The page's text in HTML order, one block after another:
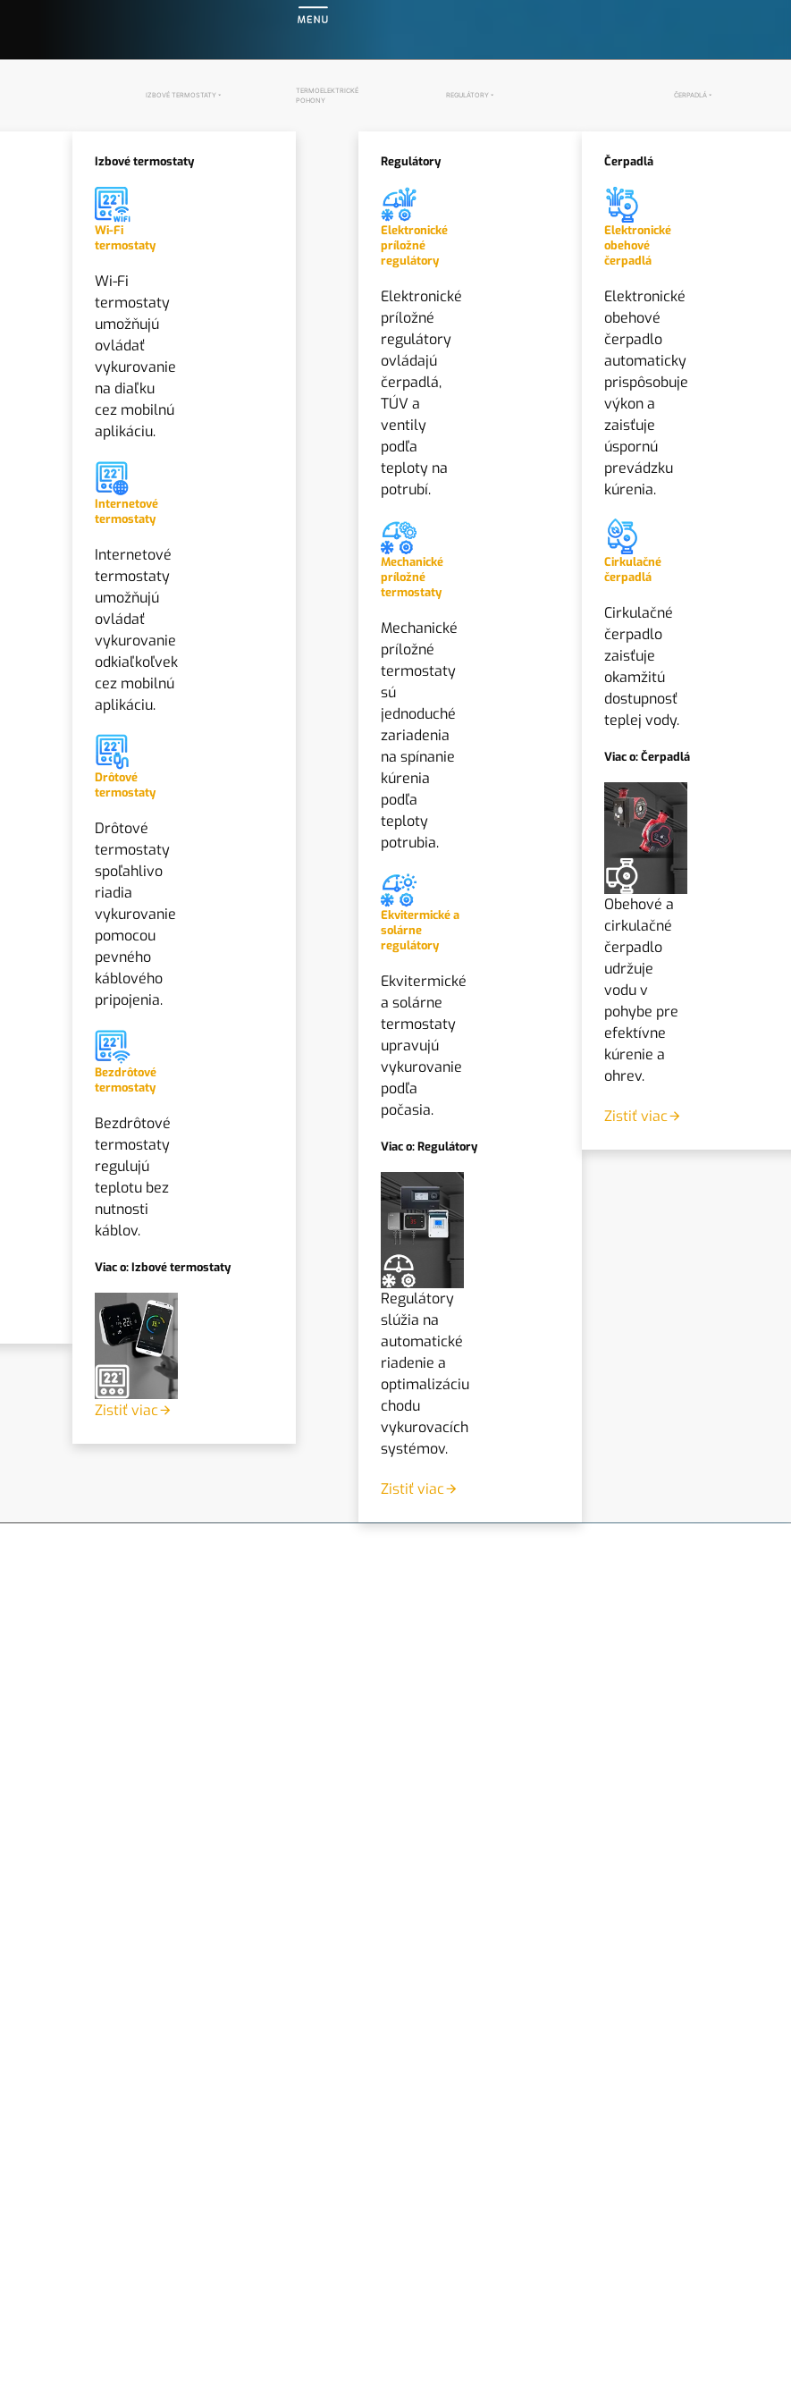
IZBOVÉ TERMOSTATY
Izbové termostaty
Wi-Fi
termostaty
Wi-Fi
termostaty
umožňujú
ovládať
vykurovanie
na diaľku
cez mobilnú
aplikáciu.
Internetové
termostaty
Internetové
termostaty
umožňujú
ovládať
vykurovanie
odkiaľkoľvek
cez mobilnú
aplikáciu.
Drôtové
termostaty
Drôtové
termostaty
spoľahlivo
riadia
vykurovanie
pomocou
pevného
káblového
pripojenia.
Bezdrôtové
termostaty
Bezdrôtové
termostaty
regulujú
teplotu bez
nutnosti
káblov.
Viac o: Izbové termostaty
Zistiť viac
TERMOELEKTRICKÉ
POHONY
REGULÁTORY
Regulátory
Elektronické
príložné
regulátory
Elektronické
príložné
regulátory
ovládajú
čerpadlá,
TÚV a
ventily
podľa
teploty na
potrubí.
Mechanické
príložné
termostaty
Mechanické
príložné
termostaty
sú
jednoduché
zariadenia
na spínanie
kúrenia
podľa
teploty
potrubia.
Ekvitermické a
solárne
regulátory
Ekvitermické
a solárne
termostaty
upravujú
vykurovanie
podľa
počasia.
Viac o: Regulátory
Regulátory
slúžia na
automatické
riadenie a
optimalizáciu
chodu
vykurovacích
systémov.
Zistiť viac
ČERPADLÁ
Čerpadlá
Elektronické
obehové
čerpadlá
Elektronické
obehové
čerpadlo
automaticky
prispôsobuje
výkon a
zaisťuje
úspornú
prevádzku
kúrenia.
Cirkulačné
čerpadlá
Cirkulačné
čerpadlo
zaisťuje
okamžitú
dostupnosť
teplej vody.
Viac o: Čerpadlá
Obehové a
cirkulačné
čerpadlo
udržuje
vodu v
pohybe pre
efektívne
kúrenie a
ohrev.
Zistiť viac